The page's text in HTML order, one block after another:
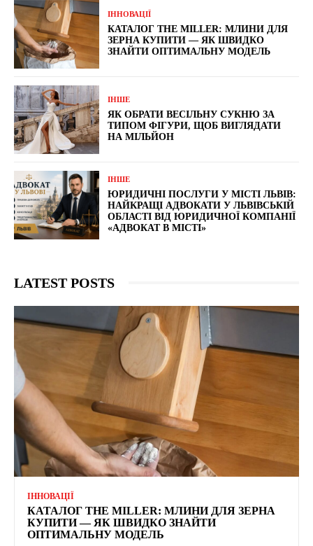
ІННОВАЦІЇ
КАТАЛОГ THE MILLER: МЛИНИ ДЛЯ
ЗЕРНА КУПИТИ — ЯК ШВИДКО
ЗНАЙТИ ОПТИМАЛЬНУ МОДЕЛЬ
ІНШЕ
ЯК ОБРАТИ ВЕСІЛЬНУ СУКНЮ ЗА
ТИПОМ ФІГУРИ, ЩОБ ВИГЛЯДАТИ
НА МІЛЬЙОН
ІНШЕ
ЮРИДИЧНІ ПОСЛУГИ У МІСТІ ЛЬВІВ:
НАЙКРАЩІ АДВОКАТИ У ЛЬВІВСЬКІЙ
ОБЛАСТІ ВІД ЮРИДИЧНОЇ КОМПАНІЇ
«АДВОКАТ В МІСТІ»
LATEST POSTS
ІННОВАЦІЇ
КАТАЛОГ THE MILLER: МЛИНИ ДЛЯ ЗЕРНА
КУПИТИ — ЯК ШВИДКО ЗНАЙТИ
ОПТИМАЛЬНУ МОДЕЛЬ